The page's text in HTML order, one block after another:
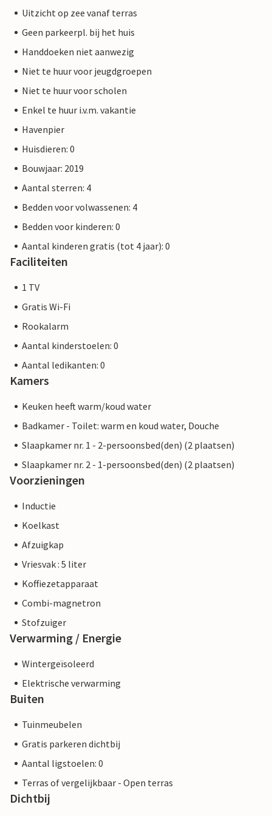
Uitzicht op zee vanaf terras
Geen parkeerpl. bij het huis
Handdoeken niet aanwezig
Niet te huur voor jeugdgroepen
Niet te huur voor scholen
Enkel te huur i.v.m. vakantie
Havenpier
Huisdieren: 0
Bouwjaar: 2019
Aantal sterren: 4
Bedden voor volwassenen: 4
Bedden voor kinderen: 0
Aantal kinderen gratis (tot 4 jaar): 0
Faciliteiten
1 TV
Gratis Wi-Fi
Rookalarm
Aantal kinderstoelen: 0
Aantal ledikanten: 0
Kamers
Keuken heeft warm/koud water
Badkamer - Toilet: warm en koud water, Douche
Slaapkamer nr. 1 - 2-persoonsbed(den) (2 plaatsen)
Slaapkamer nr. 2 - 1-persoonsbed(den) (2 plaatsen)
Voorzieningen
Inductie
Koelkast
Afzuigkap
Vriesvak : 5 liter
Koffiezetapparaat
Combi-magnetron
Stofzuiger
Verwarming / Energie
Wintergeïsoleerd
Elektrische verwarming
Buiten
Tuinmeubelen
Gratis parkeren dichtbij
Aantal ligstoelen: 0
Terras of vergelijkbaar - Open terras
Dichtbij